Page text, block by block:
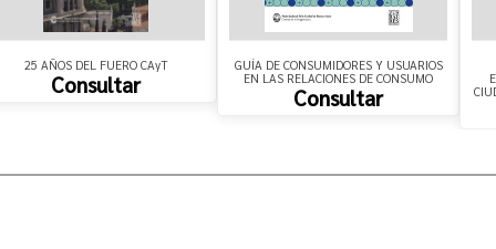
25 AÑOS DEL FUERO CAyT
Consultar
GUÍA DE CONSUMIDORES Y USUARIOS
EN LAS RELACIONES DE CONSUMO
Consultar